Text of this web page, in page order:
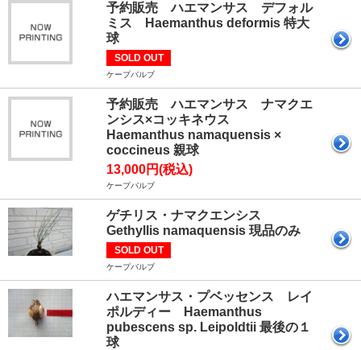
予約販売 ハエマンサス デフォル
ミス Haemanthus deformis 特大
球
SOLD OUT
ケープバルブ
予約販売 ハエマンサス ナマクエ
ンシス×コッキネウス
Haemanthus namaquensis ×
coccineus 親球
13,000円(税込)
ケープバルブ
ゲチリス・ナマクエンシス
Gethyllis namaquensis 現品のみ
SOLD OUT
ケープバルブ
ハエマンサス・プベッセンス レイ
ポルディー Haemanthus
pubescens sp. Leipoldtii 最後の１
球